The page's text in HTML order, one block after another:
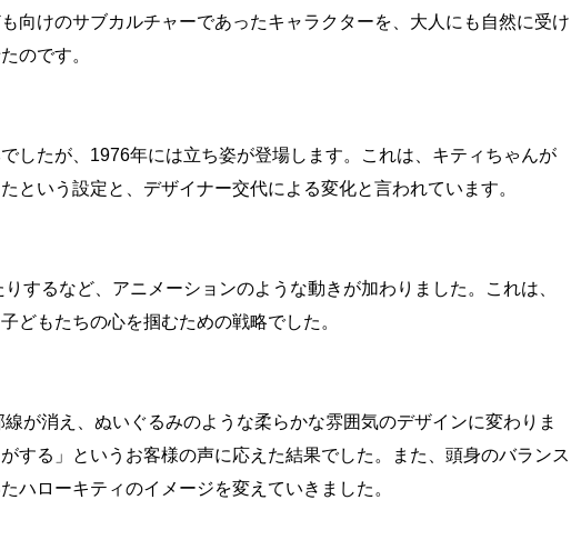
向けのサブカルチャーであったキャラクターを、大人にも自然に受け
のです。
したが、1976年には立ち姿が登場します。これは、キティちゃんが
という設定と、デザイナー交代による変化と言われています。
するなど、アニメーションのような動きが加わりました。これは、
どもたちの心を掴むための戦略でした。
が消え、ぬいぐるみのような柔らかな雰囲気のデザインに変わりま
する」というお客様の声に応えた結果でした。また、頭身のバランス
ハローキティのイメージを変えていきました。